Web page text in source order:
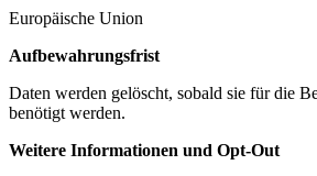
Europäische Union
Aufbewahrungsfrist
Daten werden gelöscht, sobald sie für die
benötigt werden.
Weitere Informationen und Opt-Out